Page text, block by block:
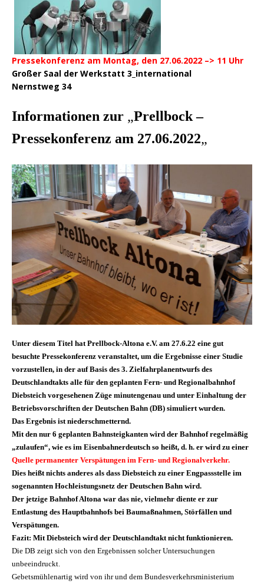
Pressekonferenz am Montag, den 27.06.2022 –> 11 Uhr
Großer Saal der Werkstatt 3_international
Nernstweg 34
Informationen zur „Prellbock –
Pressekonferenz am 27.06.2022„
Unter diesem Titel hat Prellbock-Altona e.V. am 27.6.22 eine gut
besuchte Pressekonferenz veranstaltet, um die Ergebnisse einer Studie
vorzustellen, in der auf Basis des 3. Zielfahrplanentwurfs des
Deutschlandtakts alle für den geplanten Fern- und Regionalbahnhof
Diebsteich vorgesehenen Züge minutengenau und unter Einhaltung der
Betriebsvorschriften der Deutschen Bahn (DB) simuliert wurden.
Das Ergebnis ist niederschmetternd.
Mit den nur 6 geplanten Bahnsteigkanten wird der Bahnhof regelmäßig
„zulaufen“, wie es im Eisenbahnerdeutsch so heißt, d. h. er wird zu einer
Quelle permanenter Verspätungen im Fern- und Regionalverkehr.
Dies heißt nichts anderes als dass Diebsteich zu einer Engpassstelle im
sogenannten Hochleistungsnetz der Deutschen Bahn wird.
Der jetzige Bahnhof Altona war das nie, vielmehr diente er zur
Entlastung des Hauptbahnhofs bei Baumaßnahmen, Störfällen und
Verspätungen.
Fazit: Mit Diebsteich wird der Deutschlandtakt nicht funktionieren.
Die DB zeigt sich von den Ergebnissen solcher Untersuchungen
unbeeindruckt.
Gebetsmühlen­artig wird von ihr und dem Bundesverkehrsministerium